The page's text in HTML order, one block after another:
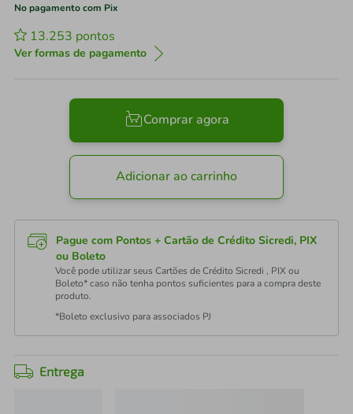
No pagamento com Pix
13.253 pontos
Ver formas de pagamento
Comprar agora
Adicionar ao carrinho
Pague com Pontos + Cartão de Crédito Sicredi, PIX
ou Boleto
Você pode utilizar seus Cartões de Crédito Sicredi , PIX ou
Boleto* caso não tenha pontos suficientes para a compra deste
produto.
*Boleto exclusivo para associados PJ
Entrega